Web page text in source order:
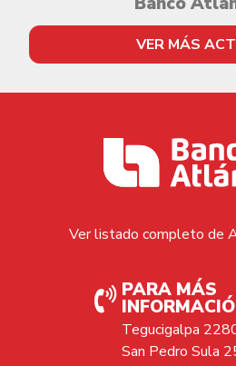
VER MÁS
Ver listado completo de
PARA MÁS
Tegucigalpa
San Pedro Sula